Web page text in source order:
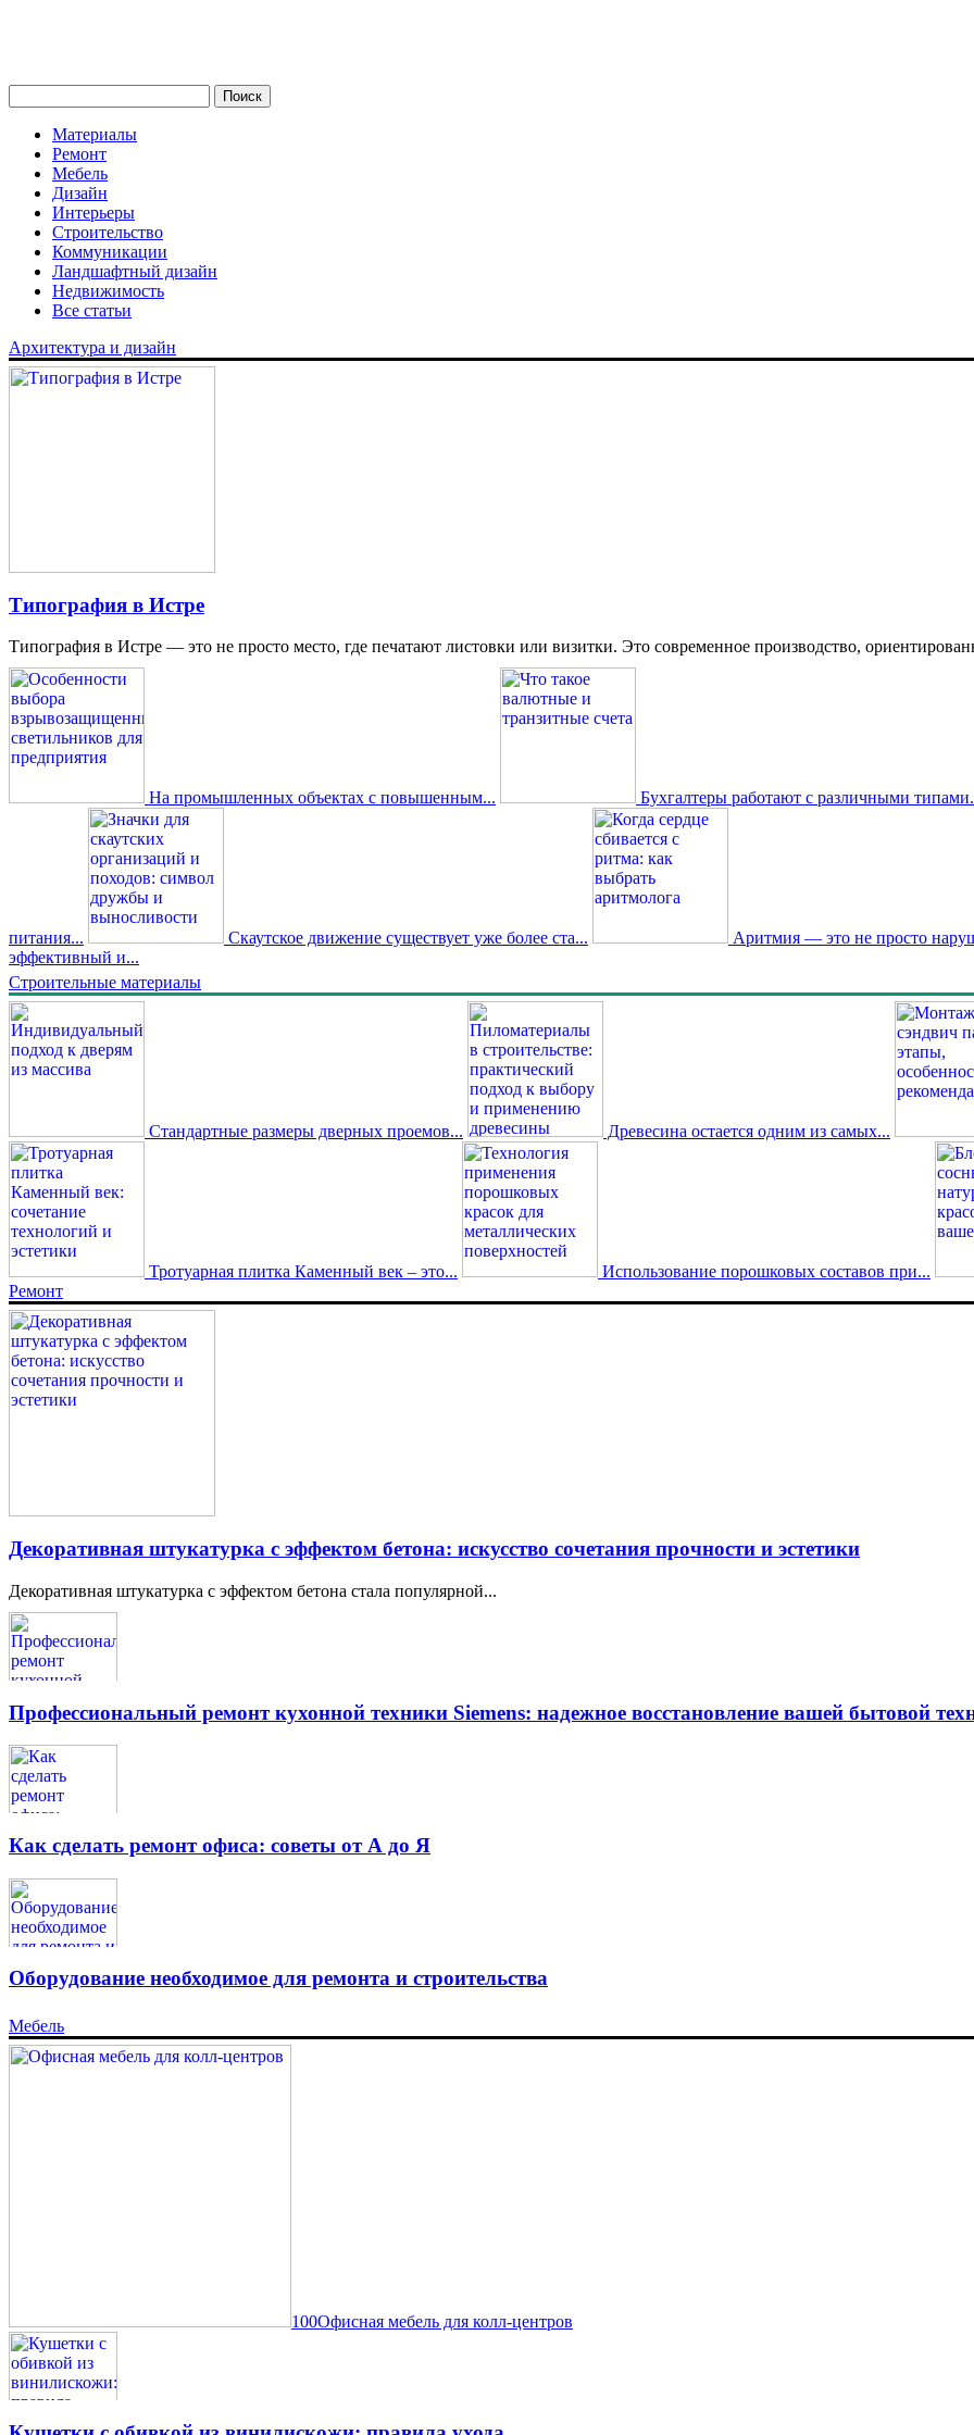
Материалы
Ремонт
Мебель
Дизайн
Интерьеры
Строительство
Коммуникации
Ландшафтный дизайн
Недвижимость
Все статьи
Архитектура и дизайн
Типография в Истре
Типография в Истре — это не просто место, где печатают листовки или визитки. Это современное производство,
На промышленных объектах с повышенным... Бухгалтеры работают с различными
питания... Скаутское движение существует уже более ста...
Аритмия — это не просто
эффективный и...
Строительные материалы
Стандартные размеры дверных проемов... Древесина остается одним из самых...
Тротуарная плитка Каменный век – это...
Использование порошковых составов при...
Ремонт
Декоративная штукатурка с эффектом бетона: искусство сочетания прочности и эстетики
Декоративная штукатурка с эффектом бетона стала популярной...
Профессиональный ремонт кухонной техники Siemens: надежное восстановление вашей бытовой
Как сделать ремонт офиса: советы от А до Я
Оборудование необходимое для ремонта и строительства
Мебель
100Офисная мебель для колл-центров